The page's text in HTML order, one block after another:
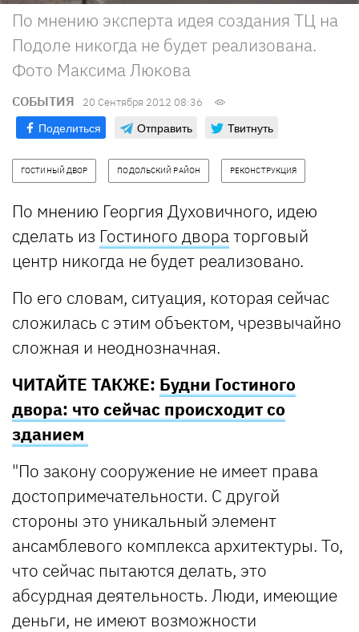
По мнению эксперта идея создания ТЦ на
Подоле никогда не будет реализована.
Фото Максима Люкова
СОБЫТИЯ 20 Сентября 2012 08:36
Поделиться Отправить Твитнуть
ГОСТИНЫЙ ДВОР ПОДОЛЬСКИЙ РАЙОН РЕКОНСТРУКЦИЯ
По мнению Георгия Духовичного, идею
сделать из Гостиного двораторговый
центр никогда не будет реализовано.
По его словам, ситуация, которая сейчас
сложилась с этим объектом, чрезвычайно
сложная и неоднозначная.
ЧИТАЙТЕ ТАКЖЕ: Будни Гостиного
двора: что сейчас происходит со
зданием
"По закону сооружение не имеет права
достопримечательности. С другой
стороны это уникальный элемент
ансамблевого комплекса архитектуры. То,
что сейчас пытаются делать, это
абсурдная деятельность. Люди, имеющие
деньги, не имеют возможности